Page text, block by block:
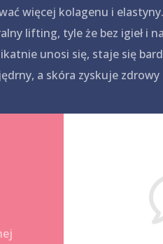
więcej kolagenu i elastyny.
lifting, tyle że bez igieł i
unosi się, staje się
a skóra zyskuje zdrowy